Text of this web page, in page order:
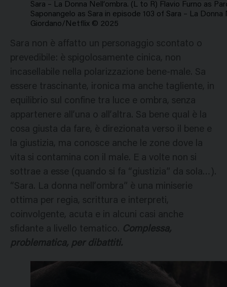
Sara – La Donna Nell’ombra. (L to R) Flavio Furno as
Saponangelo as Sara in episode 103 of Sara – La Donna
Giordano/Netflix © 2025
Sara non è affatto un personaggio scontato o
prevedibile: è spigolosamente cinica, non
incasellabile nella polarizzazione bene-male. Sa
essere trascinante, ironica ma anche tagliente, in
equilibrio sul confine tra luce e ombra, senza
appartenere all’una o all’altra. Sa bene qual è la
cosa giusta da fare, è direzionata verso il bene e
la giustizia, ma conosce anche le zone dove la
vita si contamina con il male. E a volte non si
sottrae a esse (quando si fa “giustizia” da sola…).
“Sara. La donna nell’ombra” è una miniserie
ottima per regia, scrittura e interpreti,
coinvolgente, acuta e in alcuni casi anche
sfidante a livello tematico. Complessa,
problematica, per dibattiti.